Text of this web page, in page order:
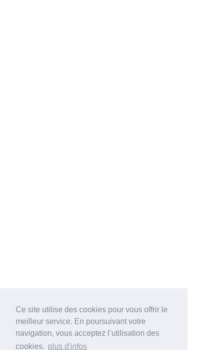
Ce site utilise des cookies pour vous offrir le
meilleur service. En poursuivant votre
navigation, vous acceptez l’utilisation des
cookies. plus d'infos